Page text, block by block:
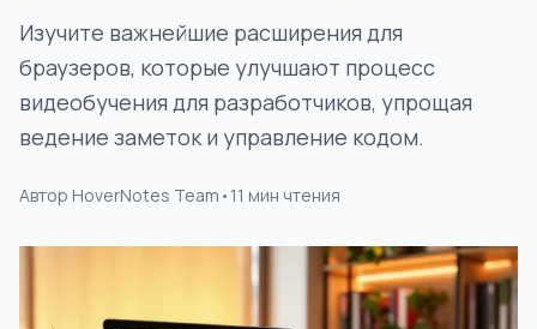
Блог
Изучите важнейшие расширения для
браузеров, которые улучшают процесс
видеобучения для разработчиков, упрощая
ведение заметок и управление кодом.
Автор HoverNotes Team • 11 мин чтения